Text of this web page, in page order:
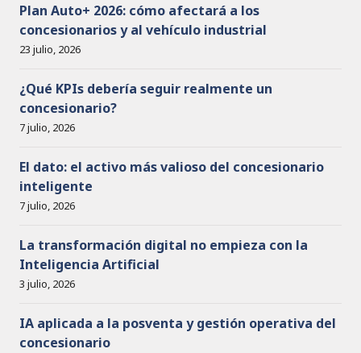
Plan Auto+ 2026: cómo afectará a los
concesionarios y al vehículo industrial
23 julio, 2026
¿Qué KPIs debería seguir realmente un
concesionario?
7 julio, 2026
El dato: el activo más valioso del concesionario
inteligente
7 julio, 2026
La transformación digital no empieza con la
Inteligencia Artificial
3 julio, 2026
IA aplicada a la posventa y gestión operativa del
concesionario